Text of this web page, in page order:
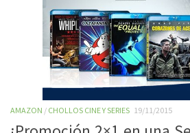
AMAZON / CHOLLOS CINE Y SERIES 19/11/2015